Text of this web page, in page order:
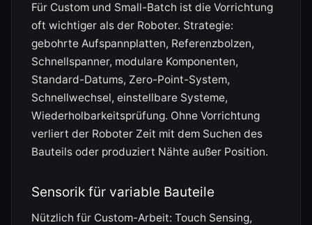
Für Custom und Small-Batch ist die Vorrichtung
oft wichtiger als der Roboter. Strategie:
gebohrte Aufspannplatten, Referenzbolzen,
Schnellspanner, modulare Komponenten,
Standard-Datums, Zero-Point-System,
Schnellwechsel, einstellbare Systeme,
Wiederholbarkeitsprüfung. Ohne Vorrichtung
verliert der Roboter Zeit mit dem Suchen des
Bauteils oder produziert Nähte außer Position.
Sensorik für variable Bauteile
Nützlich für Custom-Arbeit: Touch Sensing,